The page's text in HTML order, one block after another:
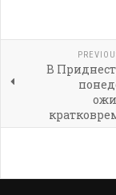
В
дожди и